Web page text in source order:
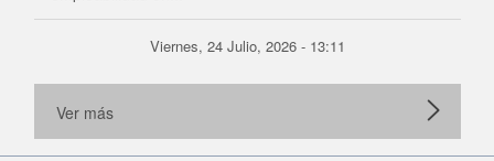
Viernes, 24 Julio, 2026 - 13:11
Ver más